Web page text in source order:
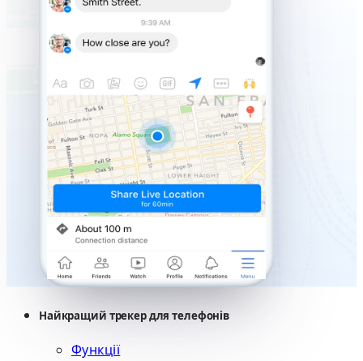
Найкращий трекер для телефонів
Функції